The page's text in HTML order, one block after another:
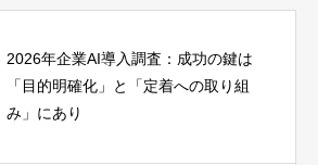
2026年企業AI導入調査：成功の鍵は
「目的明確化」と「定着への取り組
み」にあり